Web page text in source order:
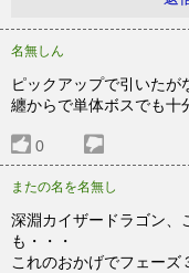
名無しん
ピックアップで引いたが
纏からで単体ボスでも
0
またの名を名無し
深淵カイザードラゴン、
も・・・
これのおかげでフェーズ